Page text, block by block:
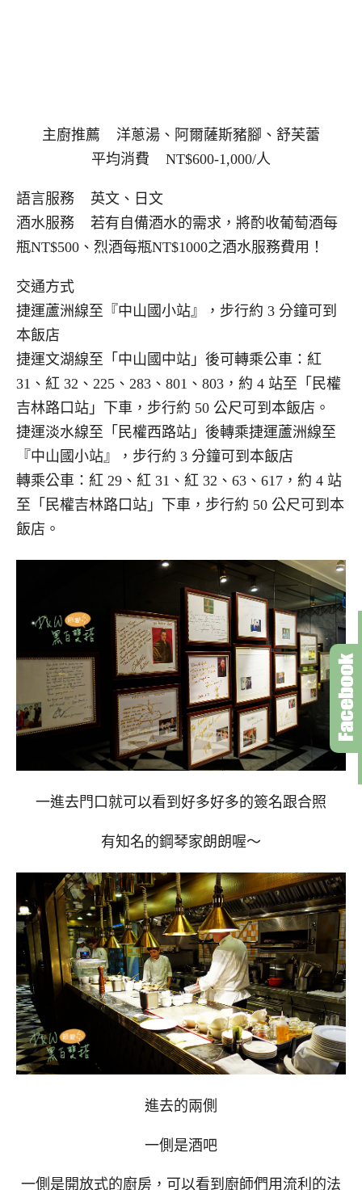
主廚推薦 洋蔥湯、阿爾薩斯豬腳、舒芙蕾
平均消費 NT$600-1,000/人
語言服務 英文、日文
酒水服務 若有自備酒水的需求，將酌收葡萄酒每
瓶NT$500、烈酒每瓶NT$1000之酒水服務費用！
交通方式
捷運蘆洲線至『中山國小站』，步行約 3 分鐘可到
本飯店
捷運文湖線至「中山國中站」後可轉乘公車：紅
31、紅 32、225、283、801、803，約 4 站至「民權
吉林路口站」下車，步行約 50 公尺可到本飯店。
捷運淡水線至「民權西路站」後轉乘捷運蘆洲線至
『中山國小站』，步行約 3 分鐘可到本飯店
轉乘公車：紅 29、紅 31、紅 32、63、617，約 4 站
至「民權吉林路口站」下車，步行約 50 公尺可到本
飯店。
一進去門口就可以看到好多好多的簽名跟合照
有知名的鋼琴家朗朗喔～
進去的兩側
一側是酒吧
一側是開放式的廚房，可以看到廚師們用流利的法